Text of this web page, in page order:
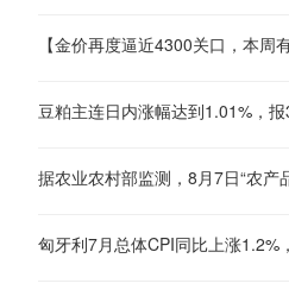
豆粕主连日内涨幅达到1.01%，
匈牙利7月总体CPI同比上涨1.2%